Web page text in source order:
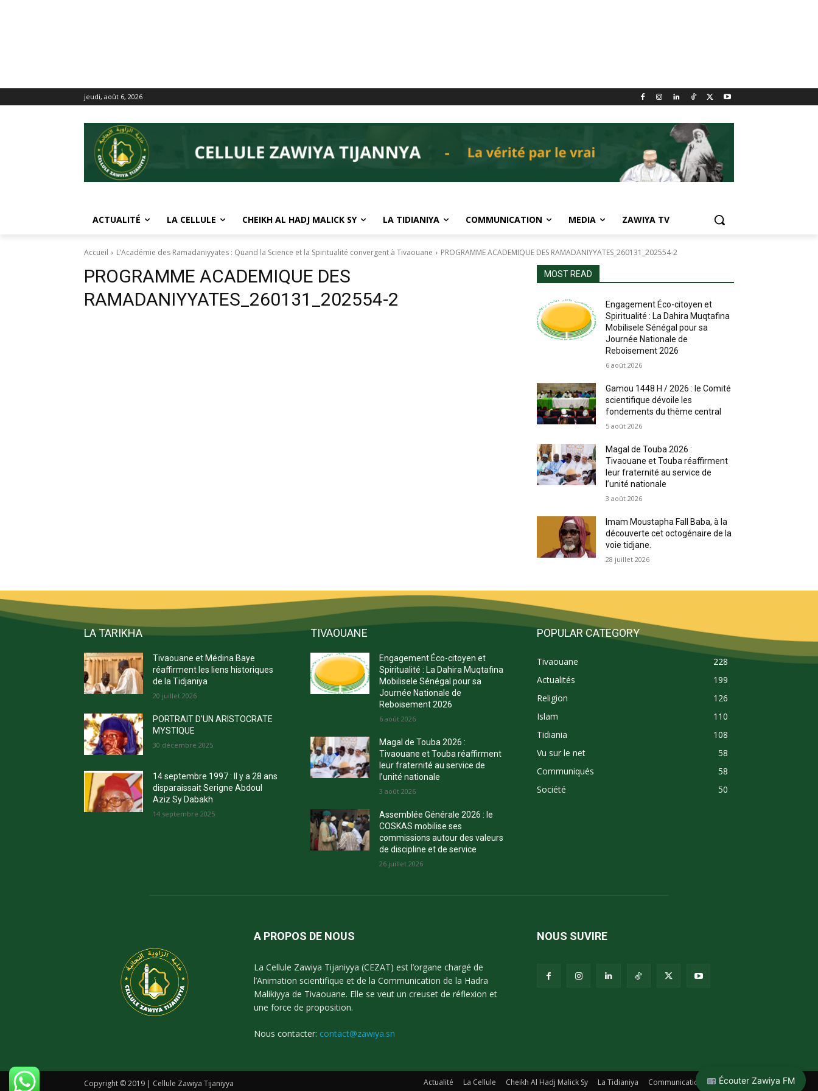
Écouter Zawiya FM
jeudi, août 6, 2026
ACTUALITÉ LA CELLULE CHEIKH AL HADJ MALICK SY LA TIDIANIYA COMMUNICATION MEDIA ZAWIYA TV
Accueil L’Académie des Ramadaniyyates : Quand la Science et la Spiritualité convergent à Tivaouane PROGRAMME ACADEMIQUE DES RAMADANIYYATES_260131_202554-2
PROGRAMME ACADEMIQUE DES
RAMADANIYYATES_260131_202554-2
MOST READ
Engagement Éco-citoyen et
Spiritualité : La Dahira Muqtafina
Mobilisele Sénégal pour sa
Journée Nationale de
Reboisement 2026
6 août 2026
Gamou 1448 H / 2026 : le Comité
scientifique dévoile les
fondements du thème central
5 août 2026
Magal de Touba 2026 :
Tivaouane et Touba réaffirment
leur fraternité au service de
l’unité nationale
3 août 2026
Imam Moustapha Fall Baba, à la
découverte cet octogénaire de la
voie tidjane.
28 juillet 2026
LA TARIKHA
Tivaouane et Médina Baye
réaffirment les liens historiques
de la Tidjaniya
20 juillet 2026
PORTRAIT D’UN ARISTOCRATE
MYSTIQUE
30 décembre 2025
14 septembre 1997 : Il y a 28 ans
disparaissait Serigne Abdoul
Aziz Sy Dabakh
14 septembre 2025
TIVAOUANE
Engagement Éco-citoyen et
Spiritualité : La Dahira Muqtafina
Mobilisele Sénégal pour sa
Journée Nationale de
Reboisement 2026
6 août 2026
Magal de Touba 2026 :
Tivaouane et Touba réaffirment
leur fraternité au service de
l’unité nationale
3 août 2026
Assemblée Générale 2026 : le
COSKAS mobilise ses
commissions autour des valeurs
de discipline et de service
26 juillet 2026
POPULAR CATEGORY
Tivaouane
228
Actualités
199
Religion
126
Islam
110
Tidiania
108
Vu sur le net
58
Communiqués
58
Société
50
A PROPOS DE NOUS
La Cellule Zawiya Tijaniyya (CEZAT) est l’organe chargé de
l’Animation scientifique et de la Communication de la Hadra
Malikiyya de Tivaouane. Elle se veut un creuset de réflexion et
une force de proposition.
Nous contacter: contact@zawiya.sn
NOUS SUVIRE
Copyright © 2019 | Cellule Zawiya Tijaniyya Actualité La Cellule Cheikh Al Hadj Malick Sy La Tidianiya
Communication